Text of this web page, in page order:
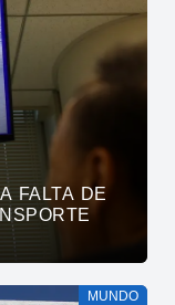
FALTA DE
MUNDO